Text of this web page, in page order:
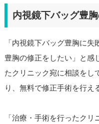
内視鏡下バッグ豊
「内視鏡下バッグ豊胸に
豊胸の修正をしたい」と感
たクリニック宛に相談をし
り、無料で修正手術を行え
「治療・手術を行ったク